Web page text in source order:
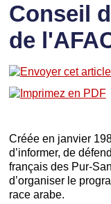
Conseil
de
Créée en janvier
d’informer, de
français des Pur-
d’organiser le
race arabe.